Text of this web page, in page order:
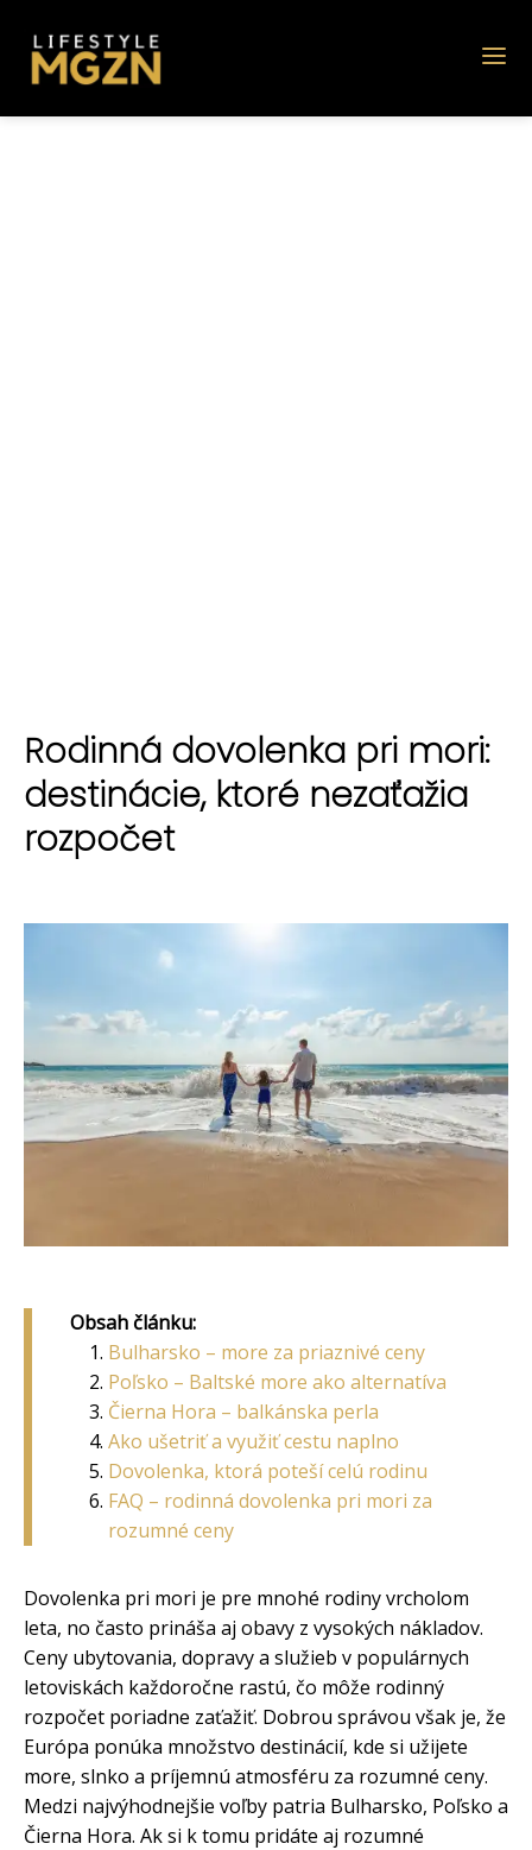
Rodinná dovolenka pri mori:
destinácie, ktoré nezaťažia
rozpočet
Obsah článku:
Bulharsko – more za priaznivé ceny
Poľsko – Baltské more ako alternatíva
Čierna Hora – balkánska perla
Ako ušetriť a využiť cestu naplno
Dovolenka, ktorá poteší celú rodinu
FAQ – rodinná dovolenka pri mori za
rozumné ceny
Dovolenka pri mori je pre mnohé rodiny vrcholom
leta, no často prináša aj obavy z vysokých nákladov.
Ceny ubytovania, dopravy a služieb v populárnych
letoviskách každoročne rastú, čo môže rodinný
rozpočet poriadne zaťažiť. Dobrou správou však je, že
Európa ponúka množstvo destinácií, kde si užijete
more, slnko a príjemnú atmosféru za rozumné ceny.
Medzi najvýhodnejšie voľby patria Bulharsko, Poľsko a
Čierna Hora. Ak si k tomu pridáte aj rozumné